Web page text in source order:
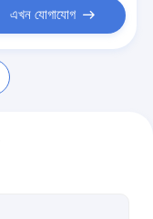
এখন যোগাযোগ